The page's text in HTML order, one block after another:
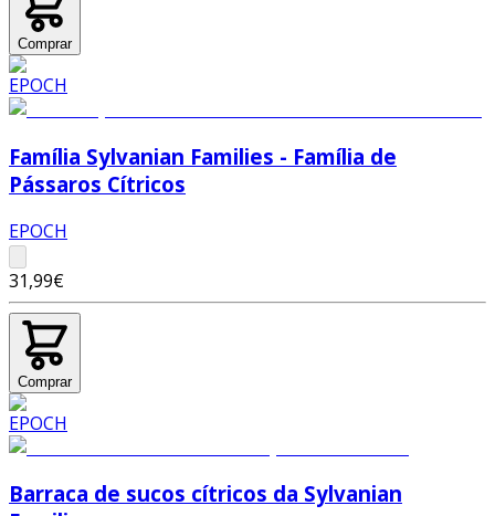
Comprar
Família Sylvanian Families - Família de
Pássaros Cítricos
EPOCH
31,99€
Comprar
Barraca de sucos cítricos da Sylvanian